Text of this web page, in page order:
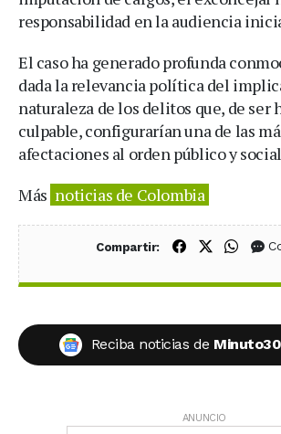
responsabilidad en la audiencia
El caso ha generado profunda
dada la relevancia política del
naturaleza de los delitos que, de ser
culpable, configurarían una de las
afectaciones al orden público y
Más noticias de Colombia
Compartir: Compartir en
Compartir
Reciba noticias de
ANUNCIO